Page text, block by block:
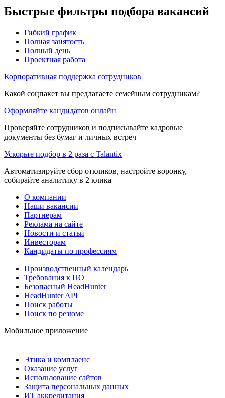
Быстрые фильтры подбора вакансий
Гибкий график
Полная занятость
Полный день
Проектная работа
Корпоративная поддержка сотрудников
Какой соцпакет вы предлагаете семейным сотрудникам?
Оформляйте кандидатов онлайн
Проверяйте сотрудников и подписывайте кадровые
документы без бумаг и личных встреч
Ускорьте подбор в 2 раза с Talantix
Автоматизируйте сбор откликов, настройте воронку,
собирайте аналитику в 2 клика
О компании
Наши вакансии
Партнерам
Реклама на сайте
Новости и статьи
Инвесторам
Кандидаты по профессиям
Производственный календарь
Требования к ПО
Безопасный HeadHunter
HeadHunter API
Поиск работы
Поиск по резюме
Мобильное приложение
Этика и комплаенс
Оказание услуг
Использование сайтов
Защита персональных данных
ИТ аккредитация